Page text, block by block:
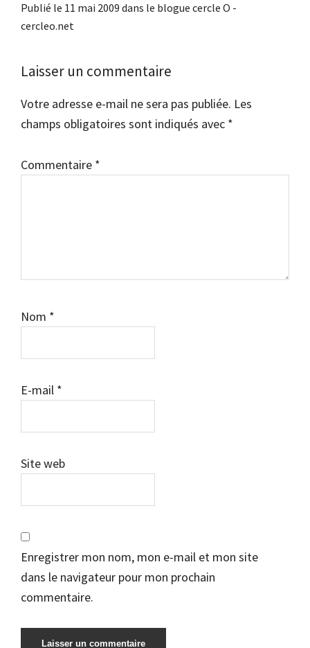
Publié le 11 mai 2009 dans le blogue cercle O -
cercleo.net
Interactions
lecteur
Laisser un commentaire
Votre adresse e-mail ne sera pas publiée. Les
champs obligatoires sont indiqués avec *
Commentaire *
Nom *
E-mail *
Site web
Enregistrer mon nom, mon e-mail et mon site
dans le navigateur pour mon prochain
commentaire.